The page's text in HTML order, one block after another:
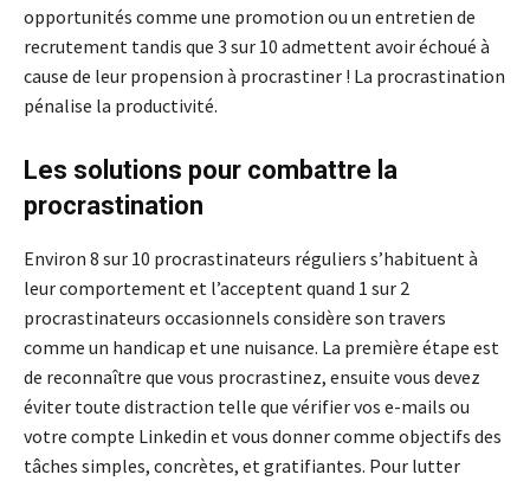
opportunités comme une promotion ou un entretien de
recrutement tandis que 3 sur 10 admettent avoir échoué à
cause de leur propension à procrastiner ! La procrastination
pénalise la productivité.
Les solutions pour combattre la
procrastination
Environ 8 sur 10 procrastinateurs réguliers s’habituent à
leur comportement et l’acceptent quand 1 sur 2
procrastinateurs occasionnels considère son travers
comme un handicap et une nuisance. La première étape est
de reconnaître que vous procrastinez, ensuite vous devez
éviter toute distraction telle que vérifier vos e-mails ou
votre compte Linkedin et vous donner comme objectifs des
tâches simples, concrètes, et gratifiantes. Pour lutter